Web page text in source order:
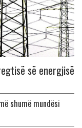
së energjisë
shumë mundësi